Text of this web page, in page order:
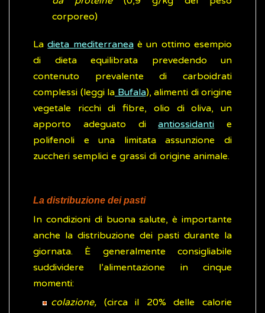
corporeo)
Ladieta mediterraneaè un ottimo esempio
di dieta equilibrata prevedendo un
contenuto prevalente di carboidrati
complessi (leggi la Bufala), alimenti di origine
vegetale ricchi di fibre, olio di oliva, un
apporto adeguato diantiossidanti e
polifenoli e una limitata assunzione di
zuccheri semplici e grassi di origine animale.
La distribuzione dei pasti
In condizioni di buona salute, è importante
anche la distribuzione dei pasti durante la
giornata. È generalmente consigliabile
suddividere l’alimentazione in cinque
momenti:
colazione, (circa il 20% delle calorie